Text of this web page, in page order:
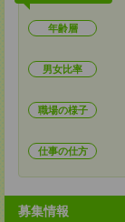
年齢層
男女比率
職場の様子
仕事の仕方
募集情報